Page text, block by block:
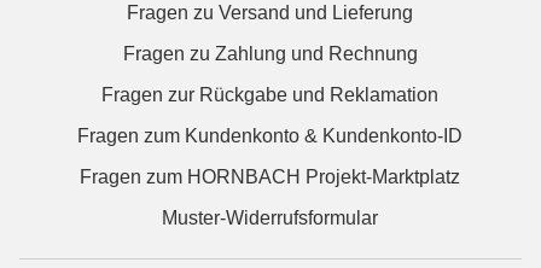
Fragen zu Versand und Lieferung
Fragen zu Zahlung und Rechnung
Fragen zur Rückgabe und Reklamation
Fragen zum Kundenkonto & Kundenkonto-ID
Fragen zum HORNBACH Projekt-Marktplatz
Muster-Widerrufsformular